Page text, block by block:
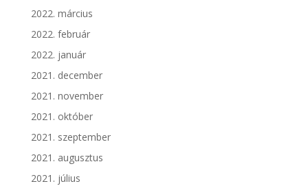
2022. március
2022. február
2022. január
2021. december
2021. november
2021. október
2021. szeptember
2021. augusztus
2021. július